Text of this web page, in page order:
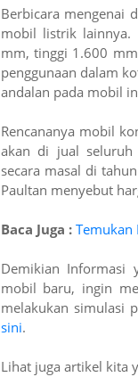
Berbicara mengenai
mobil listrik
mm, tinggi 1.600
penggunaan dalam
andalan pada mobil
Rencananya mobil
akan di jual
secara masal di
Paultan menyebut
Baca Juga : Temukan
Demikian Informasi
mobil baru, ingin
melakukan simulasi
sini.
Lihat juga artikel kita